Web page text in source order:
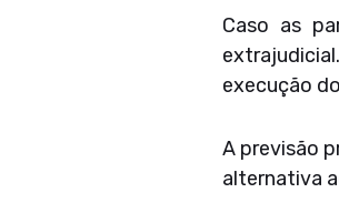
Caso as
execução
A previsão
alternativa